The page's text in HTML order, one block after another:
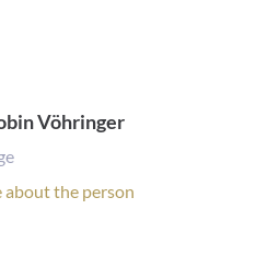
Vöhringer
about the person